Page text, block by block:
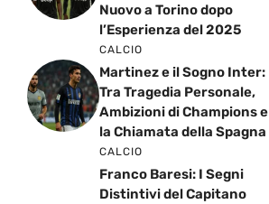
Nuovo a Torino dopo
l’Esperienza del 2025
CALCIO
Martinez e il Sogno Inter:
Tra Tragedia Personale,
Ambizioni di Champions e
la Chiamata della Spagna
CALCIO
Franco Baresi: I Segni
Distintivi del Capitano